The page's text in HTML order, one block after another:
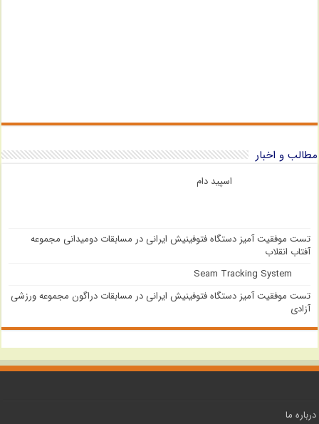
مطالب و اخبار
اسپید دام
تست موفقیت آمیز دستگاه فتوفینیش ایرانی در مسابقات دومیدانی مجموعه
آفتاب انقلاب
Seam Tracking System
تست موفقیت آمیز دستگاه فتوفینیش ایرانی در مسابقات دراگون مجموعه ورزشی
آزادی
درباره ما